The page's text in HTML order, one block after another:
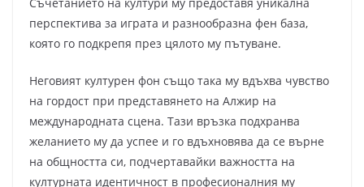
перспектива за играта и разнообразна фен база,
която го подкрепя през цялото му пътуване.
Неговият културен фон също така му вдъхва чувство
на гордост при представянето на Алжир на
международната сцена. Тази връзка подхранва
желанието му да успее и го вдъхновява да се върне
на общността си, подчертавайки важността на
културната идентичност в професионалния му